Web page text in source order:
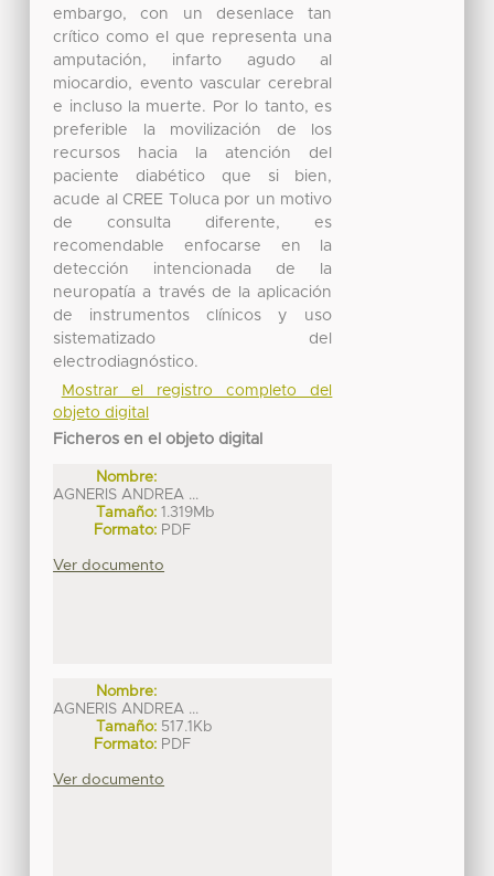
embargo, con un desenlace tan
crítico como el que representa una
amputación, infarto agudo al
miocardio, evento vascular cerebral
e incluso la muerte. Por lo tanto, es
preferible la movilización de los
recursos hacia la atención del
paciente diabético que si bien,
acude al CREE Toluca por un motivo
de consulta diferente, es
recomendable enfocarse en la
detección intencionada de la
neuropatía a través de la aplicación
de instrumentos clínicos y uso
sistematizado del
electrodiagnóstico.
Mostrar el registro completo del
objeto digital
Ficheros en el objeto digital
Nombre:
AGNERIS ANDREA ...
Tamaño: 1.319Mb
Formato: PDF
Ver documento
Nombre:
AGNERIS ANDREA ...
Tamaño: 517.1Kb
Formato: PDF
Ver documento